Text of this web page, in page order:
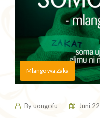
Mlango wa Zaka
Byuongofu Juni